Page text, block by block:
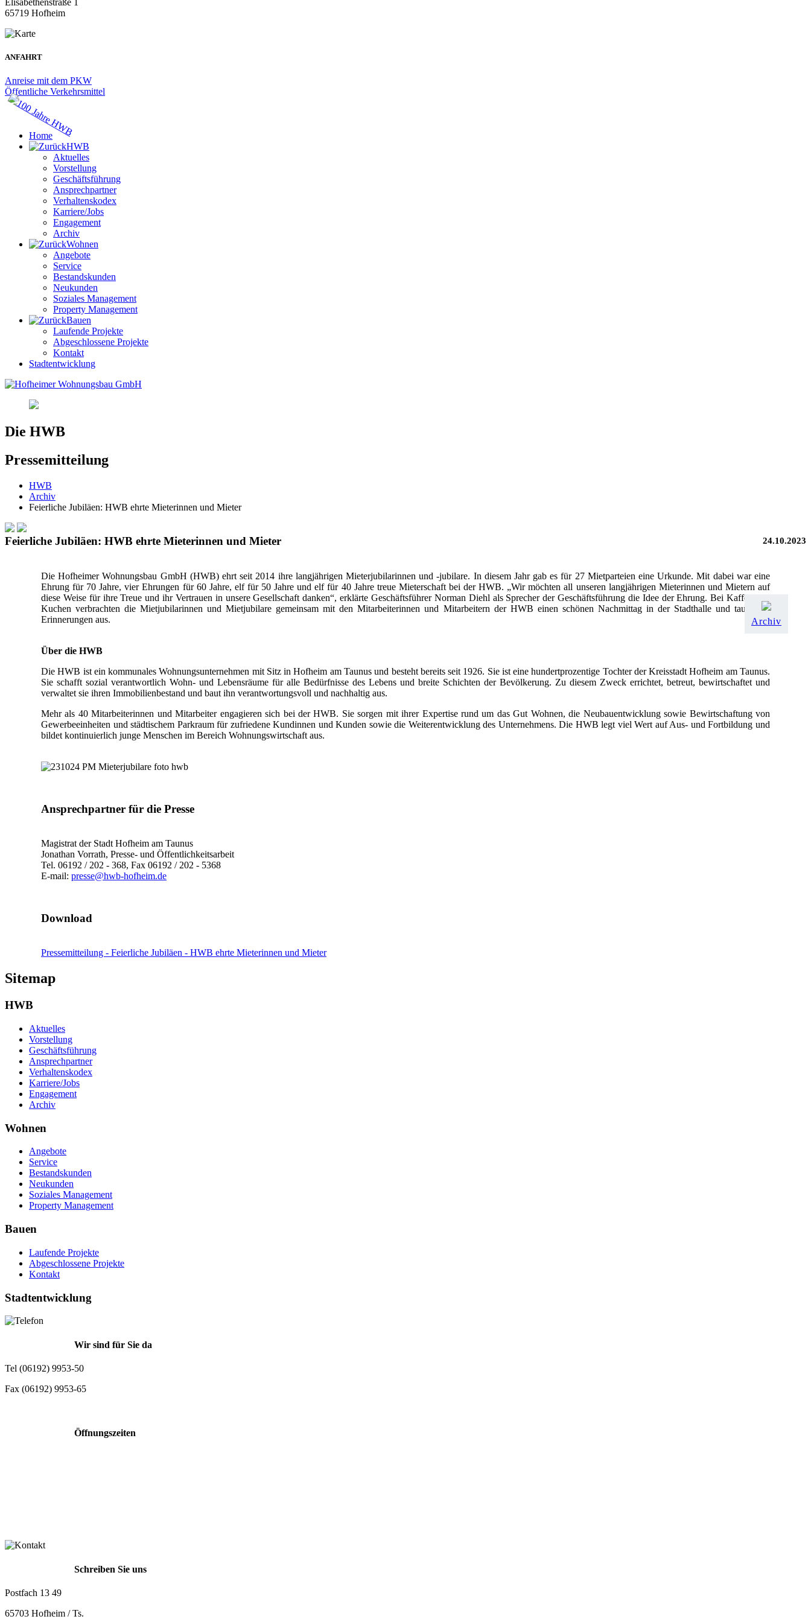
Elisabethenstraße 1
65719 Hofheim
ANFAHRT
Anreise mit dem PKW
Öffentliche Verkehrsmittel
Home
HWB
Aktuelles
Vorstellung
Geschäftsführung
Ansprechpartner
Verhaltenskodex
Karriere/Jobs
Engagement
Archiv
Wohnen
Angebote
Service
Bestandskunden
Neukunden
Soziales Management
Property Management
Bauen
Laufende Projekte
Abgeschlossene Projekte
Kontakt
Stadtentwicklung
Die HWB
Pressemitteilung
HWB
Archiv
Feierliche Jubiläen: HWB ehrte Mieterinnen und Mieter
Archiv
24.10.2023
Feierliche Jubiläen: HWB ehrte Mieterinnen und Mieter
Die Hofheimer Wohnungsbau GmbH (HWB) ehrt seit 2014 ihre langjährigen Mieterjubilarinnen und -jubilare. In diesem Jahr gab es für 27 Mietparteien eine Urkunde. Mit dabei war eine
Ehrung für 70 Jahre, vier Ehrungen für 60 Jahre, elf für 50 Jahre und elf für 40 Jahre treue Mieterschaft bei der HWB. „Wir möchten all unseren langjährigen Mieterinnen und Mietern auf
diese Weise für ihre Treue und ihr Vertrauen in unsere Gesellschaft danken“, erklärte Geschäftsführer Norman Diehl als Sprecher der Geschäftsführung die Idee der Ehrung. Bei Kaffee und
Kuchen verbrachten die Mietjubilarinnen und Mietjubilare gemeinsam mit den Mitarbeiterinnen und Mitarbeitern der HWB einen schönen Nachmittag in der Stadthalle und tauschten
Erinnerungen aus.
Über die HWB
Die HWB ist ein kommunales Wohnungsunternehmen mit Sitz in Hofheim am Taunus und besteht bereits seit 1926. Sie ist eine hundertprozentige Tochter der Kreisstadt Hofheim am Taunus.
Sie schafft sozial verantwortlich Wohn- und Lebensräume für alle Bedürfnisse des Lebens und breite Schichten der Bevölkerung. Zu diesem Zweck errichtet, betreut, bewirtschaftet und
verwaltet sie ihren Immobilienbestand und baut ihn verantwortungsvoll und nachhaltig aus.
Mehr als 40 Mitarbeiterinnen und Mitarbeiter engagieren sich bei der HWB. Sie sorgen mit ihrer Expertise rund um das Gut Wohnen, die Neubauentwicklung sowie Bewirtschaftung von
Gewerbeeinheiten und städtischem Parkraum für zufriedene Kundinnen und Kunden sowie die Weiterentwicklung des Unternehmens. Die HWB legt viel Wert auf Aus- und Fortbildung und
bildet kontinuierlich junge Menschen im Bereich Wohnungswirtschaft aus.
Ansprechpartner für die Presse
Magistrat der Stadt Hofheim am Taunus
Jonathan Vorrath, Presse- und Öffentlichkeitsarbeit
Tel. 06192 / 202 - 368, Fax 06192 / 202 - 5368
E-mail: presse@hwb-hofheim.de
Download
Pressemitteilung - Feierliche Jubiläen - HWB ehrte Mieterinnen und Mieter
Sitemap
HWB
Aktuelles
Vorstellung
Geschäftsführung
Ansprechpartner
Verhaltenskodex
Karriere/Jobs
Engagement
Archiv
Wohnen
Angebote
Service
Bestandskunden
Neukunden
Soziales Management
Property Management
Bauen
Laufende Projekte
Abgeschlossene Projekte
Kontakt
Stadtentwicklung
Wir sind für Sie da
Tel (06192) 9953-50
Fax (06192) 9953-65
Öffnungszeiten
Schreiben Sie uns
Postfach 13 49
65703 Hofheim / Ts.